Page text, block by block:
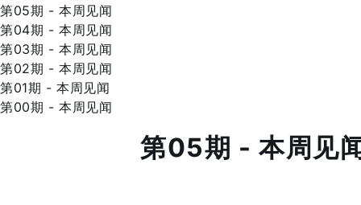
第05期 - 本周见闻
第04期 - 本周见闻
第03期 - 本周见闻
第02期 - 本周见闻
第01期 - 本周见闻
第00期 - 本周见闻
第05期 - 本周见